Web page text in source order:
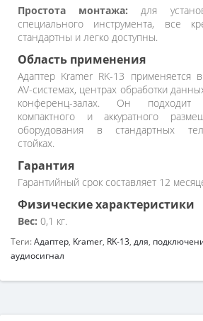
Простота монтажа: для
специального инструмента, все
стандартны и легко доступны.
Область применения
Адаптер Kramer RK-13 применяется
AV-системах, центрах обработки
конференц-залах. Он подходит
компактного и аккуратного
оборудования в стандартных
стойках.
Гарантия
Гарантийный срок составляет 12
Физические характеристики
Вес: 0,1 кг.
Теги:Адаптер, Kramer, RK-13, для,
аудиосигнал